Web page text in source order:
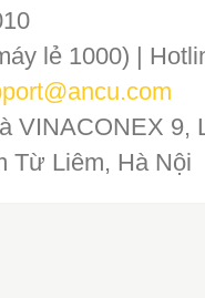
lẻ 1000) |
VINACONEX 9,
Từ Liêm, Hà Nội